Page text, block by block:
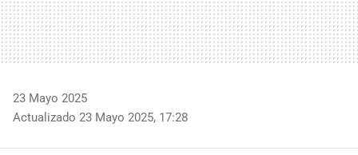
23 Mayo 2025
Actualizado 23 Mayo 2025, 17:28